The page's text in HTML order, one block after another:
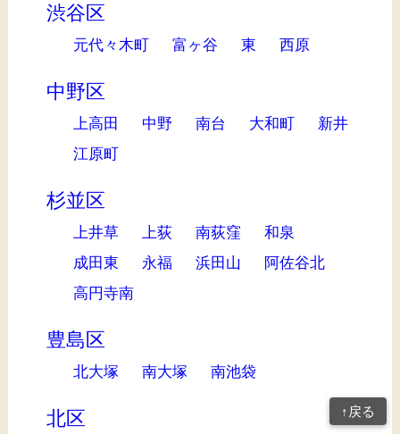
渋谷区
元代々木町 富ヶ谷 東 西原
中野区
上高田 中野 南台 大和町
新井
江原町
杉並区
上井草 上荻 南荻窪
和泉
成田東
永福 浜田山
阿佐谷北
高円寺南
豊島区
北大塚 南大塚 南池袋
北区 ↑戻る